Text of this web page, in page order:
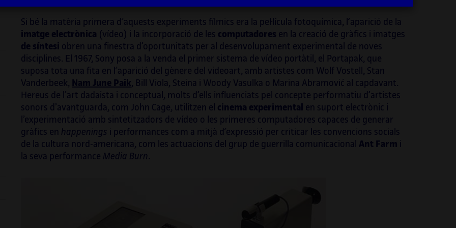
Si bé la matèria primera d’aquests experiments fílmics era la pel·lícula fotoquímica, l’aparició de la
imatge electrònica (vídeo) i la incorporació de les computadores en la creació de gràfics i imatges
de síntesi obren una finestra d’oportunitats per al desenvolupament experimental de noves
disciplines. El 1967, Sony posa a la venda el primer sistema de vídeo portàtil, el Portapak, que
suposa tota una fita en l’aparició del gènere del videoart, amb artistes com Wolf Vostell, Stan
Vanderbeek, Nam June Paik, Bill Viola, Steina i Woody Vasulka o Marina Abramović al capdavant.
Hereus de l’art dadaista i conceptual, molts d’ells influenciats pel concepte performatiu d’artistes
sonors d’avantguarda, com John Cage, utilitzen el cinema experimental en suport electrònic i
l’experimentació amb sintetitzadors de vídeo o les primeres computadores capaces de generar
gràfics en happenings i performances com a mitjà d’expressió per criticar les convencions socials
de la cultura nord-americana, com les actuacions del grup de guerrilla comunicacional Ant Farm i
la seva performance Media Burn .
(De)format a l’escenaravede principis dels
anys 2000, el seu treball sonor ha
evolucionat per integrar aquesta influència
en territoris nous. La investigació recent que
ha dut a terme combina algorismes digitals i
motors de sonificació amb pentagrames
clàssics i conjunts acústics, i se centra en la
idea d’una música visual. Vilanova també ha
estat implicat en l’educació durant tota la
seva trajectòria artística. Ha estat professor
permanent en diverses universitats
catalanes durant més de quinze anys i ha fet
projectes internacionals i híbrids d’investigació
en ciència, cultura i comissariat, i també
orquestra aquests projectes, els quals són
exemples paradigmàtics d’aquest
entrellaçament entre art i ciència.
Així mateix, és professora, a la Universitat
Oberta de Catalunya (UOC), del grau d’Arts, del
grau de Multimèdia i del grau de Disseny i
Creació Digitals. És codirectora de la revista
Mosaici forma part del comitè artístic
d’ISEA2022 Barcelona, International
societat de Cosmocaixa, i comissària del
programa d’art i ciència de la primera i la